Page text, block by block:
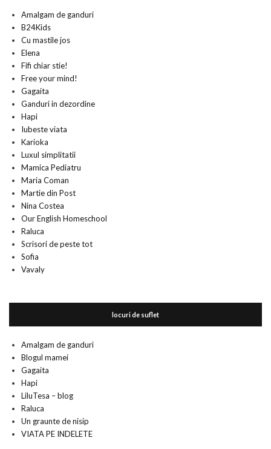
Amalgam de ganduri
B24Kids
Cu mastile jos
Elena
Fifi chiar stie!
Free your mind!
Gagaita
Ganduri in dezordine
Hapi
Iubeste viata
Karioka
Luxul simplitatii
Mamica Pediatru
Maria Coman
Martie din Post
Nina Costea
Our English Homeschool
Raluca
Scrisori de peste tot
Sofia
Vavaly
locuri de suflet
Amalgam de ganduri
Blogul mamei
Gagaita
Hapi
LiluTesa – blog
Raluca
Un graunte de nisip
VIATA PE INDELETE